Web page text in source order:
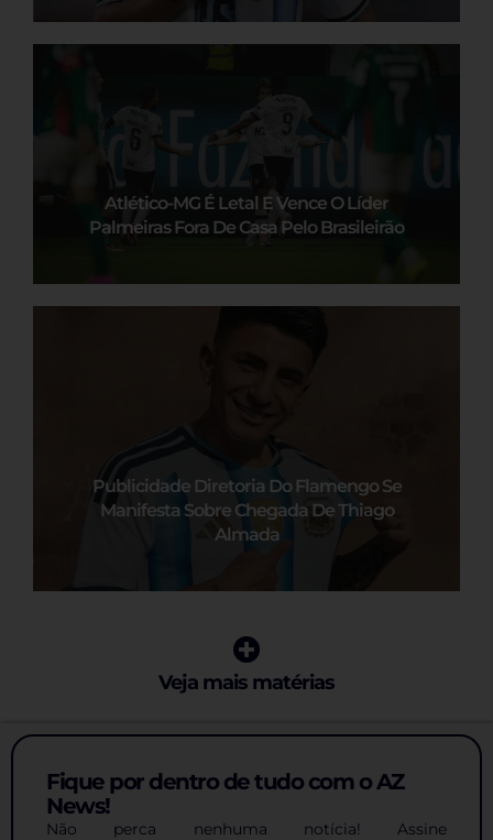
Atlético-MG É Letal E Vence O Líder
Palmeiras Fora De Casa Pelo Brasileirão
Publicidade Diretoria Do Flamengo Se
Manifesta Sobre Chegada De Thiago
Almada
Veja mais matérias
Fique por dentro de tudo com o AZ
News!
Não perca nenhuma notícia! Assine